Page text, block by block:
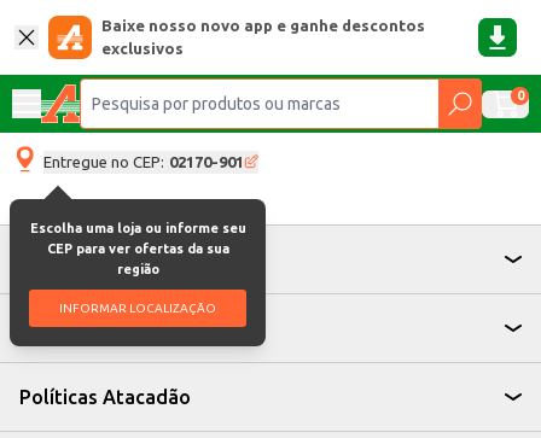
Baixe nosso novo app e ganhe descontos
exclusivos
0
Entregue no CEP: 02170-901
Escolha uma loja ou informe seu
CEP para ver ofertas da sua
região
INFORMAR LOCALIZAÇÃO
Atendimento
Institucional
Políticas Atacadão